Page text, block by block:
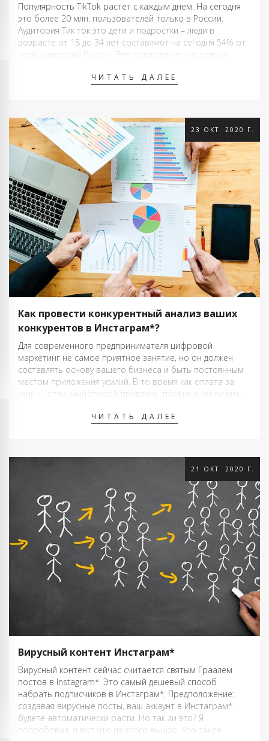
Популярность TikTok растет с каждым днем. На сегодня
это более 20 млн. пользователей только в России.
Аудитория Тик ток это дети и подростки – люди в
возрасте от 18 до 34 лет составляют на сегодня 54% от
всей аудитории России. Это приложение настолько
ЧИТАТЬ ДАЛЕЕ
23 ОКТ. 2020 Г.
Как провести конкурентный анализ ваших
конкурентов в Инстаграм*?
Для современного предпринимателя цифровой
маркетинг не самое приятное занятие, но он должен
составлять основу вашего бизнеса и быть постоянным
местом приложения усилий. В то время как оплата за
клик — отличный способ привлечь трафик и увеличить
а контент-маркетинг — возможность поделиться своей
ЧИТАТЬ ДАЛЕЕ
21 ОКТ. 2020 Г.
Вирусный контент Инстаграм*
Вирусный контент сейчас считается святым Граалем
постов в Instagram*. Это самый дешевый способ
набрать подписчиков в Инстаграм*. Предположение:
создавая вирусные посты, ваш аккаунт в Инстаграм*
будете автоматически расти. Но так ли это? Я
попробовал, и вот что из этого вышло. Что такое